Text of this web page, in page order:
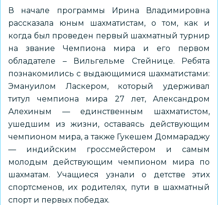
В начале программы Ирина Владимировна
рассказала юным шахматистам, о том, как и
когда был проведен первый шахматный турнир
на звание Чемпиона мира и его первом
обладателе – Вильгельме Стейнице. Ребята
познакомились с выдающимися шахматистами:
Эмануилом Ласкером, который удерживал
титул чемпиона мира 27 лет, Александром
Алехиным — единственным шахматистом,
ушедшим из жизни, оставаясь действующим
чемпионом мира, а также Гукешем Доммараджу
— индийским гроссмейстером и самым
молодым действующим чемпионом мира по
шахматам. Учащиеся узнали о детстве этих
спортсменов, их родителях, пути в шахматный
спорт и первых победах.